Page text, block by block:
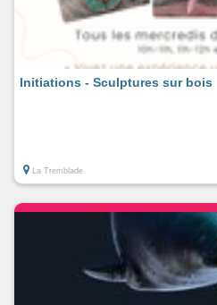
Initiations - Sculptures sur bois
La Tremblade